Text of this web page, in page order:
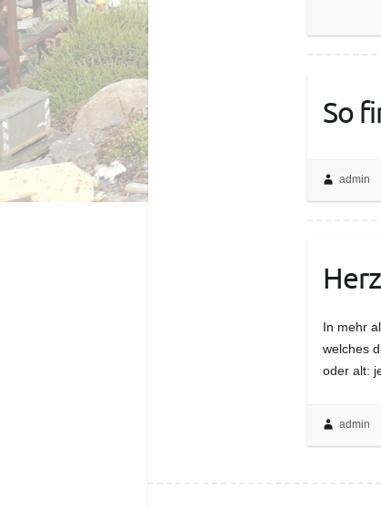
So
admin
In mehr
welches
oder alt:
admin